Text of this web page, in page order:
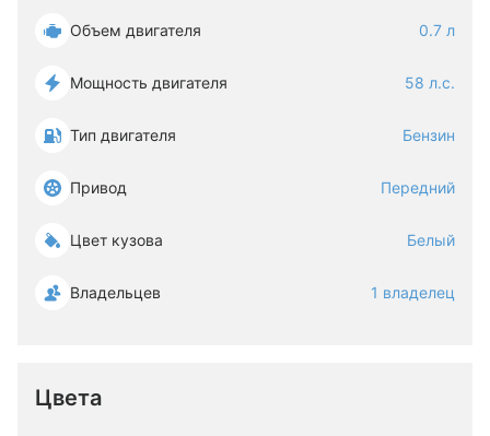
Объем двигателя 0.7 л
Мощность двигателя 58 л.с.
Тип двигателя Бензин
Привод Передний
Цвет кузова Белый
Владельцев 1 владелец
Цвета